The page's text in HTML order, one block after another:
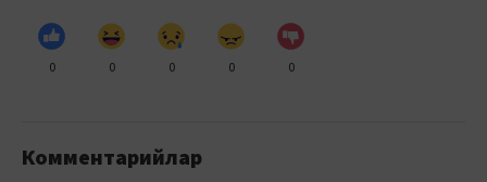
0 0 0 0 0
Комментарийлар